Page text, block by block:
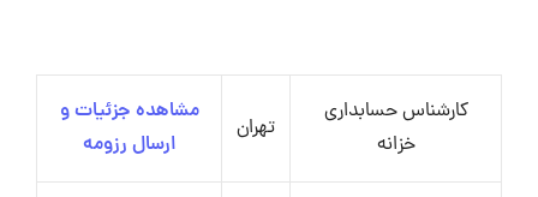
کارشناس حسابداری
خزانه
تهران
مشاهده جزئیات و
ارسال رزومه